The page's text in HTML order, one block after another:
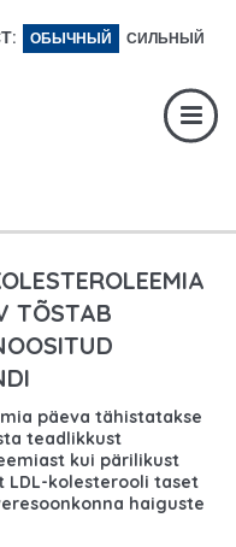
ОБЫЧНЫЙ СИЛЬНЫЙ
TÕSTAB
päeva tähistatakse
teadlikkust
kui pärilikust
LDL-kolesterooli taset
haiguste